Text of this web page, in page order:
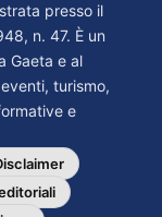
presso il
n. 47. È un
Gaeta e al
turismo,
e